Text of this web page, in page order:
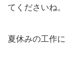
てくださいね。
夏休みの工作に